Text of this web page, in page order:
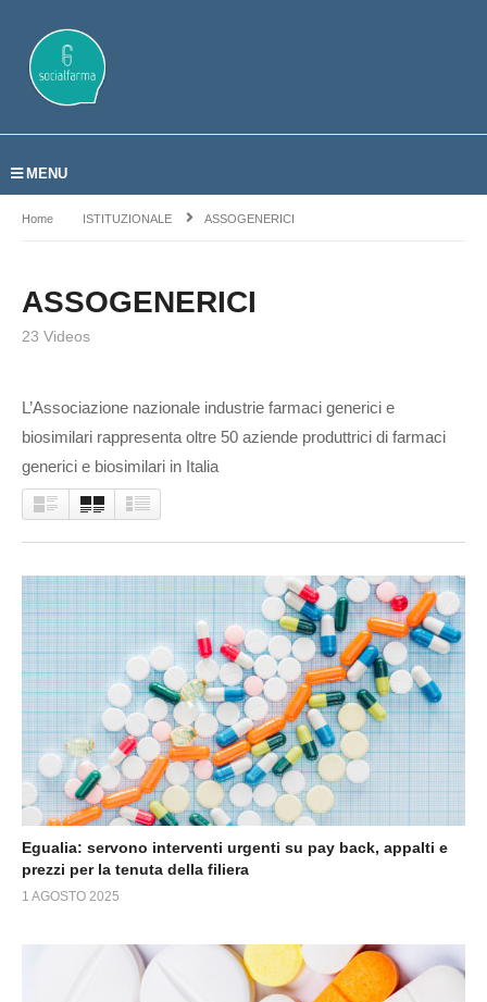
MENU
Home ISTITUZIONALE ASSOGENERICI
ASSOGENERICI
23 Videos
L’Associazione nazionale industrie farmaci generici e
biosimilari rappresenta oltre 50 aziende produttrici di farmaci
generici e biosimilari in Italia
Egualia: servono interventi urgenti su pay back, appalti e
prezzi per la tenuta della filiera
1 AGOSTO 2025